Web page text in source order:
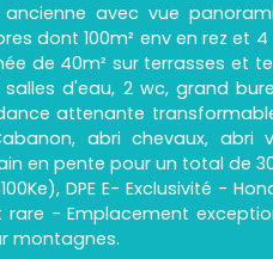
ancienne avec vue
dont 100m² env en rez et
de 40m² sur terrasses et
d'eau, 2 wc, grand
attenante
abri chevaux, abri
en pente pour un total de
DPE E- Exclusivité -
- Emplacement
montagnes.